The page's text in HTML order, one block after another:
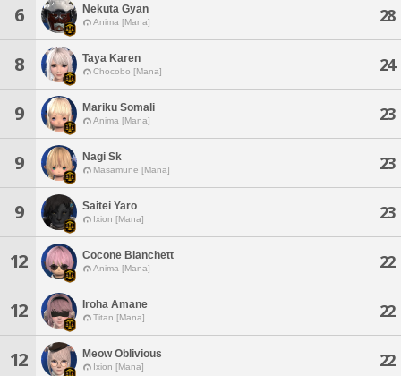
6 Nekuta Gyan
Anima [Mana] 28
8 Taya Karen
Chocobo [Mana] 24
9 Mariku Somali
Anima [Mana] 23
9 Nagi Sk
Masamune [Mana] 23
9 Saitei Yaro
Ixion [Mana] 23
12 Cocone Blanchett
Anima [Mana] 22
12 Iroha Amane
Titan [Mana] 22
12 Meow Oblivious
Ixion [Mana] 22